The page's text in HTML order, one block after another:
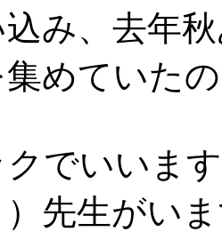
み、去年
めていた
クでいいま
先生がい